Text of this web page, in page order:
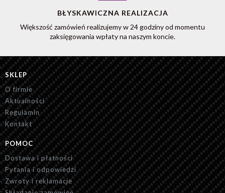
BŁYSKAWICZNA REALIZACJA
Większość zamówień realizujemy w 24 godziny od momentu
zaksięgowania wpłaty na naszym koncie.
SKLEP
O firmie
Aktualności
Regulamin
Kontakt
POMOC
Dostawa i płatności
Pytania i odpowiedzi
Zwroty i reklamacje